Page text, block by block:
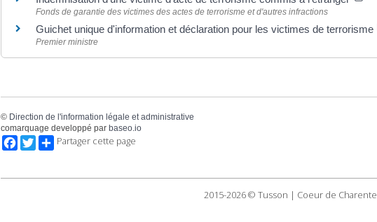
Fonds de garantie des victimes des actes de terrorisme et d'autres infractions
Guichet unique d'information et déclaration pour les victimes de terrorisme
Premier ministre
© Direction de l'information légale et administrative
comarquage developpé par baseo.io
FacebookTwitterPartager cette page
2015-2026 © Tusson | Coeur de Charente